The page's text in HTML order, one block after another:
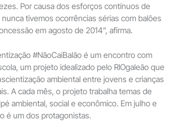
Por causa dos esforços contínuos de
tivemos ocorrências sérias com balões
em agosto de 2014”, afirma.
#NãoCaiBalão é um encontro com
um projeto idealizado pelo RIOgaleão que
ambiental entre jovens e crianças
A cada mês, o projeto trabalha temas de
ambiental, social e econômico. Em julho e
é um dos protagonistas.